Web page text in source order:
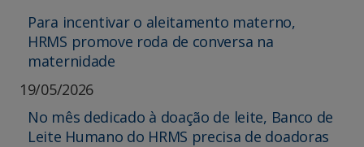
Para incentivar o aleitamento materno,
HRMS promove roda de conversa na
maternidade
19/05/2026
No mês dedicado à doação de leite, Banco de
Leite Humano do HRMS precisa de doadoras